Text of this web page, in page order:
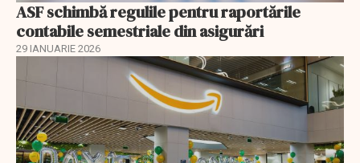
ASF schimbă regulile pentru raportările
contabile semestriale din asigurări
29 IANUARIE 2026